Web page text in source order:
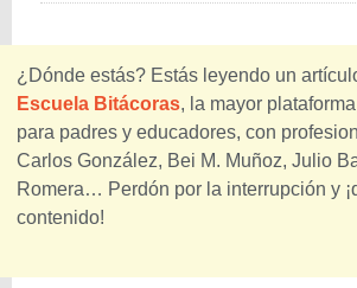
¿Dónde estás? Estás leyendo un
Escuela Bitácoras, la mayor
para padres y educadores, con
Carlos González, Bei M. Muñoz, Julio
Romera… Perdón por la interrupción y
contenido!